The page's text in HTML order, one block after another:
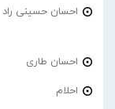
احسان حسینی راد
احسان طاری
احلام